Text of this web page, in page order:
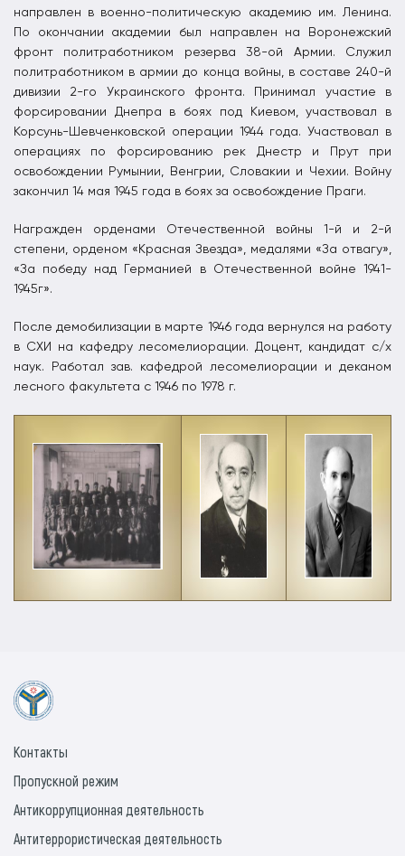
направлен в военно-политическую академию им. Ленина.
По окончании академии был направлен на Воронежский
фронт политработником резерва 38-ой Армии. Служил
политработником в армии до конца войны, в составе 240-й
дивизии 2-го Украинского фронта. Принимал участие в
форсировании Днепра в боях под Киевом, участвовал в
Корсунь-Шевченковской операции 1944 года. Участвовал в
операциях по форсированию рек Днестр и Прут при
освобождении Румынии, Венгрии, Словакии и Чехии. Войну
закончил 14 мая 1945 года в боях за освобождение Праги.
Награжден орденами Отечественной войны 1-й и 2-й
степени, орденом «Красная Звезда», медалями «За отвагу»,
«За победу над Германией в Отечественной войне 1941-
1945г».
После демобилизации в марте 1946 года вернулся на работу
в СХИ на кафедру лесомелиорации. Доцент, кандидат с/х
наук. Работал зав. кафедрой лесомелиорации и деканом
лесного факультета с 1946 по 1978 г.
Контакты
Пропускной режим
Антикоррупционная деятельность
Антитеррористическая деятельность